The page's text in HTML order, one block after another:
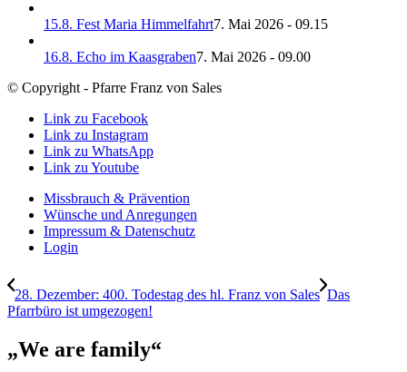
15.8. Fest Maria Himmelfahrt7. Mai 2026 - 09.15
16.8. Echo im Kaasgraben7. Mai 2026 - 09.00
© Copyright - Pfarre Franz von Sales
Link zu Facebook
Link zu Instagram
Link zu WhatsApp
Link zu Youtube
Missbrauch & Prävention
Wünsche und Anregungen
Impressum & Datenschutz
Login
28. Dezember: 400. Todestag des hl. Franz von Sales Das
Pfarrbüro ist umgezogen!
„We are family“